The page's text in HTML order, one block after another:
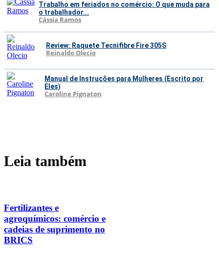
Trabalho em feriados no comércio: O que muda para
o trabalhador...
Cássia Ramos
Review: Raquete Tecnifibre Fire 305S
Reinaldo Olecio
Manual de Instruções para Mulheres (Escrito por
Eles)
Caroline Pignaton
Leia também
Fertilizantes e
agroquímicos: comércio e
cadeias de suprimento no
BRICS